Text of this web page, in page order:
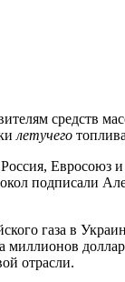
средств
летучего
подписали
газа в
миллионов
отрасли.